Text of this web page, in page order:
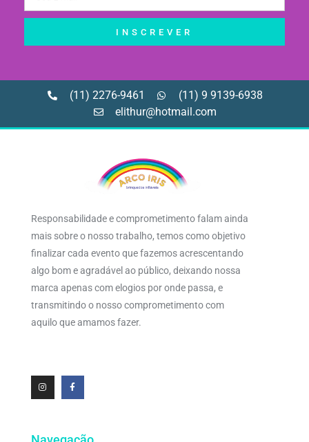
INSCREVER
(11) 2276-9461
(11) 9 9139-6938
elithur@hotmail.com
Responsabilidade e comprometimento falam ainda
mais sobre o nosso trabalho, temos como objetivo
finalizar cada evento que fazemos acrescentando
algo bom e agradável ao público, deixando nossa
marca apenas com elogios por onde passa, e
transmitindo o nosso comprometimento com
aquilo que amamos fazer.